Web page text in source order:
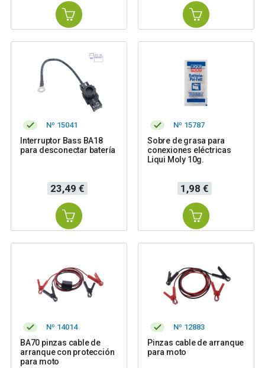
Nº 15041
Interruptor Bass BA18
para desconectar batería
Precio
23,49 €
Nº 15787
Sobre de grasa para
conexiones eléctricas
Liqui Moly 10g.
Precio
1,98 €
Nº 14014
BA70 pinzas cable de
arranque con protección
para moto
Nº 12883
Pinzas cable de arranque
para moto